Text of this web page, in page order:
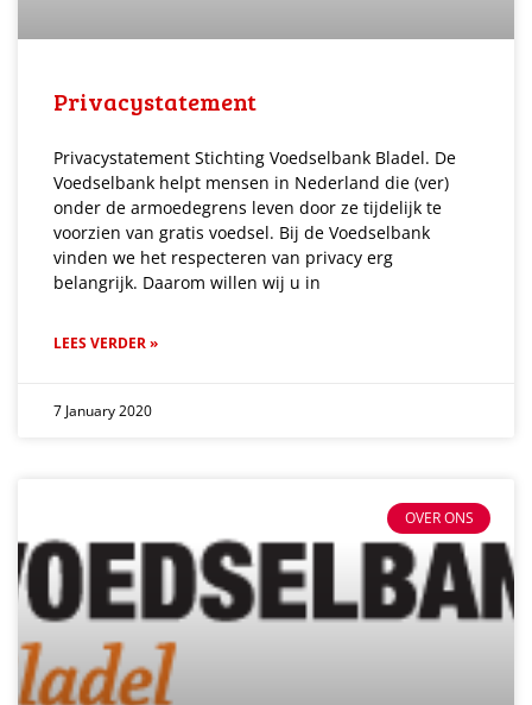
Privacystatement
Privacystatement Stichting Voedselbank Bladel. De
Voedselbank helpt mensen in Nederland die (ver)
onder de armoedegrens leven door ze tijdelijk te
voorzien van gratis voedsel. Bij de Voedselbank
vinden we het respecteren van privacy erg
belangrijk. Daarom willen wij u in
LEES VERDER »
7 January 2020
OVER ONS